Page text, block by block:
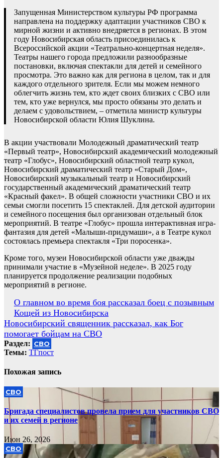
Запущенная Министерством культуры РФ программа
направлена на поддержку адаптации участников СВО к
мирной жизни и активно внедряется в регионах. В этом
году Новосибирская область присоединилась к
Всероссийской акции «Театрально-концертная неделя».
Театры нашего города предложили разнообразные
постановки, включая спектакли для детей и семейного
просмотра. Это важно как для региона в целом, так и для
каждого отдельного зрителя. Если мы можем немного
облегчить жизнь тем, кто ждет своих близких с СВО или
тем, кто уже вернулся, мы просто обязаны это делать и
делаем с удовольствием, – отметила министр культуры
Новосибирской области Юлия Шуклина.
В акции участвовали Молодежный драматический театр
«Первый театр», Новосибирский академический молодежный
театр «Глобус», Новосибирский областной театр кукол,
Новосибирский драматический театр «Старый Дом»,
Новосибирский музыкальный театр и Новосибирский
государственный академический драматический театр
«Красный факел». В общей сложности участники СВО и их
семьи смогли посетить 15 спектаклей. Для детской аудитории
и семейного посещения был организован отдельный блок
мероприятий. В театре «Глобус» прошла интерактивная игра-
фантазия для детей «Малыши-придумаши», а в Театре кукол
состоялась премьера спектакля «Три поросенка».
Кроме того, музеи Новосибирской области уже дважды
принимали участие в «Музейной неделе». В 2025 году
планируется продолжение реализации подобных
мероприятий в регионе.
Навигация
по
записям
О главном во время боя рассказал боец с позывным
Кощей из Новосибирска
Новосибирский священник рассказал, как Бог
помогает бойцам на СВО
Раздел: СВО
Темы: ТГпост
Похожая запись
СВО
Бригада специалистов провела прием для участников СВО
и их семей в регионе
Июн 26, 2026
СВО